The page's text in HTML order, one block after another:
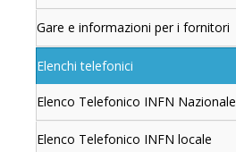
Gare e informazioni per i fornitori
Elenchi telefonici
Elenco Telefonico INFN Nazionale
Elenco Telefonico INFN locale